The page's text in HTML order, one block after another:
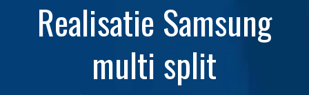
Realisatie Samsung
multi split